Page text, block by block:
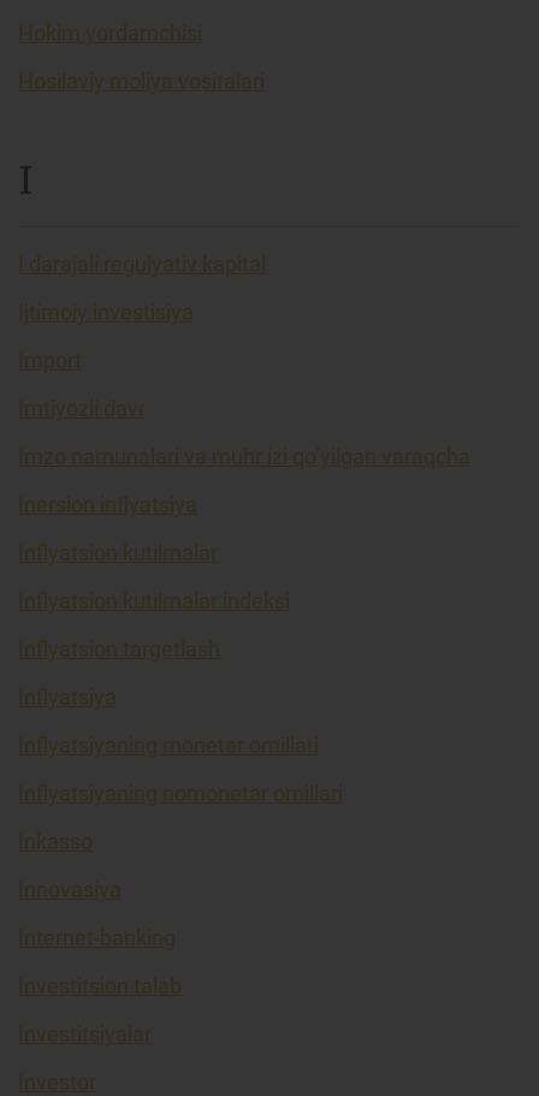
Hokim yordamchisi
Hosilaviy moliya vositalari
I
I darajali regulyativ kapital
Ijtimoiy investisiya
Import
Imtiyozli davr
Imzo namunalari va muhr izi qo’yilgan varaqcha
Inersion inflyatsiya
Inflyatsion kutilmalar
Inflyatsion kutilmalar indeksi
Inflyatsion targetlash
Inflyatsiya
Inflyatsiyaning monetar omillari
Inflyatsiyaning nomonetar omillari
Inkasso
Innovasiya
Internet-banking
Investitsion talab
Investitsiyalar
Investor